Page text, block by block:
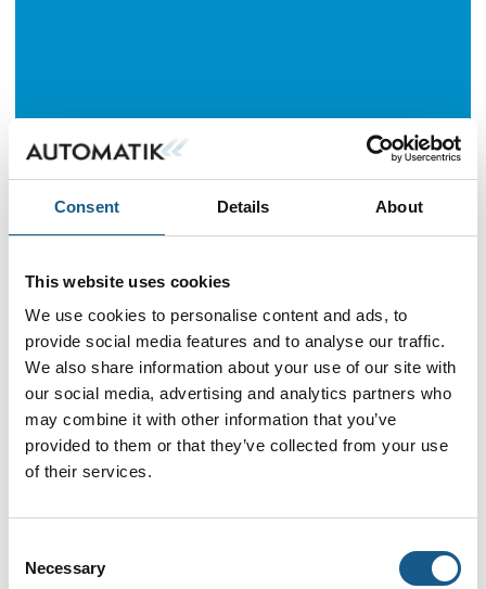
Consent Details About
This website uses cookies
We use cookies to personalise content and ads, to
provide social media features and to analyse our traffic.
We also share information about your use of our site with
our social media, advertising and analytics partners who
may combine it with other information that you’ve
provided to them or that they’ve collected from your use
of their services.
Selection
Necessary